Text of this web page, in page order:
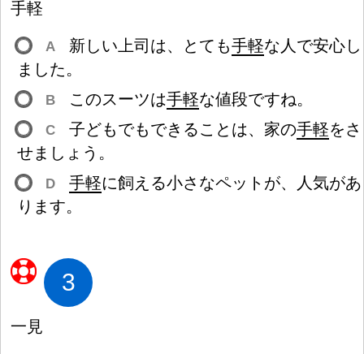
手軽
A 新しい 上司 は、とても手軽な 人 で安心し
ました。
B このスーツは手軽な値段ですね。
C 子どもでもできることは、 家の手軽をさ
せましょう。
D 手軽に飼える小さなペットが、 人気があ
ります。
3
一 見